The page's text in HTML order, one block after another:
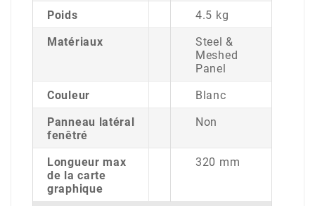
Poids
4.5 kg
Matériaux
Steel &
Meshed
Panel
Couleur
Blanc
Panneau latéral
fenêtré
Non
Longueur max
de la carte
graphique
320 mm